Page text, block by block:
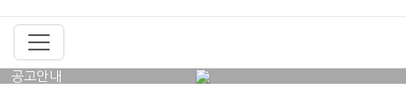
공고안내